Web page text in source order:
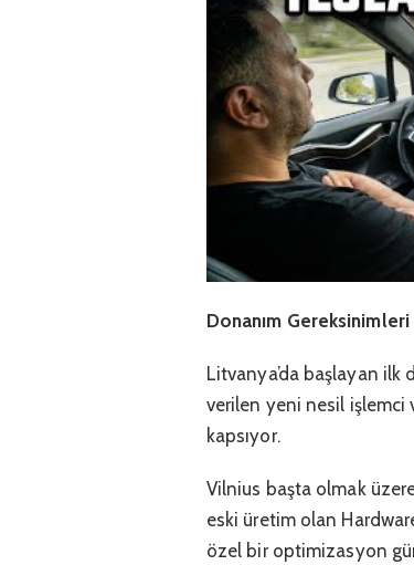
Donanım
Litvanya’da başlayan ilk
verilen yeni nesil işlemci
kapsıyor.
Vilnius başta olmak
eski üretim olan
özel bir optimizasyon